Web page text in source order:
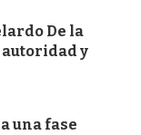
De la
y
una fase